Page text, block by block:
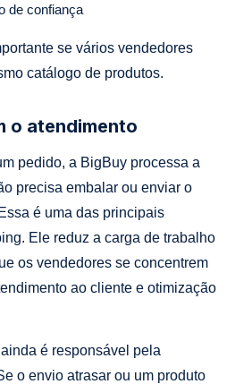
de confiança
se vários vendedores
catálogo de produtos.
o atendimento
pedido, a BigBuy processa a
precisa embalar ou enviar o
é uma das principais
Ele reduz a carga de trabalho
os vendedores se concentrem
ao cliente e otimização
é responsável pela
o envio atrasar ou um produto